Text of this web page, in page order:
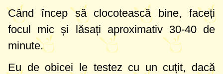
Când încep să clocotească bine, faceți
focul mic și lăsați aproximativ 30-40 de
minute.
Eu de obicei le testez cu un cuțit, dacă